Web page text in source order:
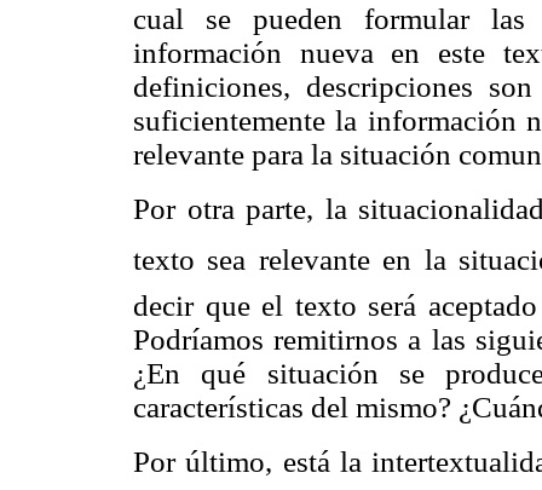
cual se pueden formular las
información nueva en este
definiciones, descripciones
suficientemente la información
relevante para la situación
Por otra parte, la
texto sea relevante en la
decir que el texto será
Podríamos remitirnos a las
¿En qué situación se
características del mismo?
Por último, está la